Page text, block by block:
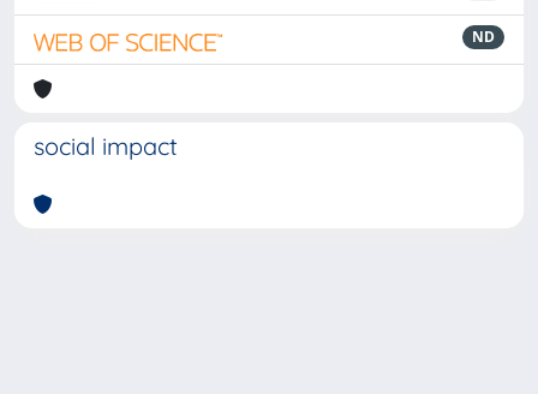
ND
social impact